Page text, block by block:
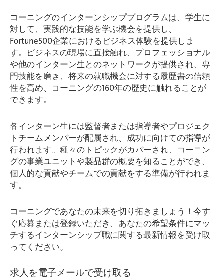
コーニングのインターンシッププログラムは、学生に
対して、実践的な技能を学ぶ機会を提供し、
Fortune500企業におけるビジネス体験を提供しま
す。ビジネスの現場に直接触れ、プロフェッショナル
や他のインターン生とのネットワークが提供され、専
門技能を磨き、将来の就職機会に対する履歴書の信頼
性を高め、コーニングの160年の歴史に触れることが
できます。
各インターン生には監督者または指導者やプロジェク
トチームメンバーが配属され、成功に向けての指導が
行われます。種々のトピックがカバーされ、コーニン
グの事業ユニットや製品群の概要を知ることができ、
個人的な貢献やチームでの貢献をする準備が行われま
す。
コーニングであなたの未来を切り拓きましょう！今す
ぐ応募または登録いただき、あなたの希望条件にマッ
チするインターンシップ職に関する最新情報を受け取
ってください。
求人を電子メールで受け取る